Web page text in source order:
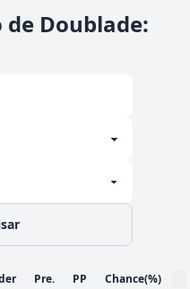
Doublade:
Pre. PP Chance(%)